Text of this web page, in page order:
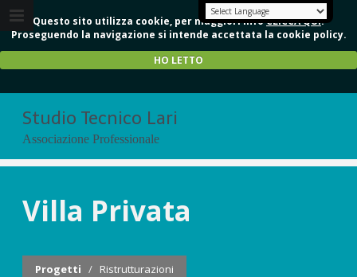
Questo sito utilizza cookie, per maggiori infoCLICCA QUI.
Proseguendo la navigazione si intende accettata la cookie policy.
HO LETTO
Studio Tecnico Lari
Associazione Professionale
Villa Privata
Progetti / Ristrutturazioni